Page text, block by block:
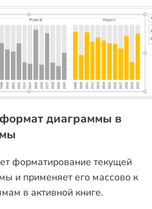
диаграммы в
форматирование текущей
и применяет его массово к
в активной книге.